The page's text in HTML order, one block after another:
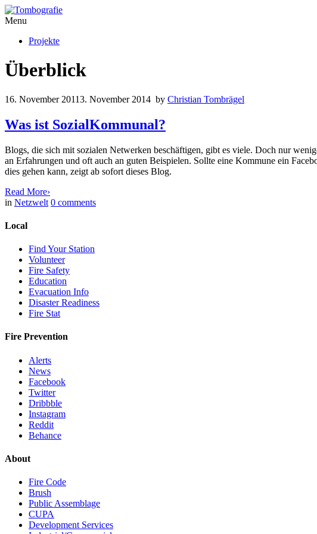
Menu
Projekte
Überblick
16. November 20113. November 2014 by Christian Tombrägel
Was ist SozialKommunal?
Blogs, die sich mit sozialen Netwerken beschäftigen, gibt es viele. Doch nur
an Erfahrungen und oft auch an guten Beispielen. Sollte eine Kommune ein
dies gehen kann, zeigt ab sofort dieses Blog.
Read More›
in Netzwelt 0 comments
Local
Find Your Station
Volunteer
Fire Safety
Education
Evacuation Info
Disaster Readiness
Fire Stat
Fire Prevention
Alerts
News
Facebook
Twitter
Dribbble
Instagram
Reddit
Behance
About
Fire Code
Brush
Public Assemblage
CUPA
Development Services